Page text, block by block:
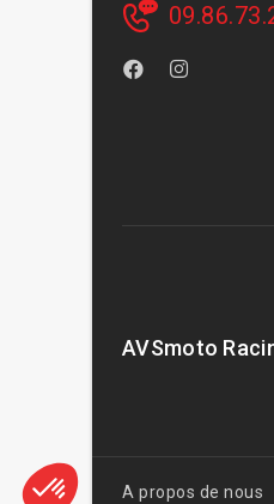
AVSmoto
A propos de nous